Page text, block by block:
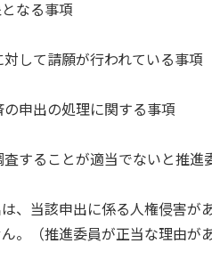
なる事項
して請願が行われている事項
申出の処理に関する事項
することが適当でないと推進
、当該申出に係る人権侵害が
。（推進委員が正当な理由が